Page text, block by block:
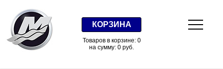
КОРЗИНА
Товаров в корзине: 0
на сумму: 0 руб.